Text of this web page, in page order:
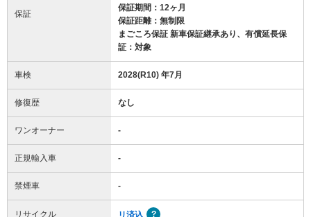
保証
保証期間：12ヶ月
保証距離：無制限
まごころ保証 新車保証継承あり、有償延長保
証：対象
車検 2028(R10) 年7月
修復歴 なし
ワンオーナー -
正規輸入車 -
禁煙車 -
リサイクル リ済込